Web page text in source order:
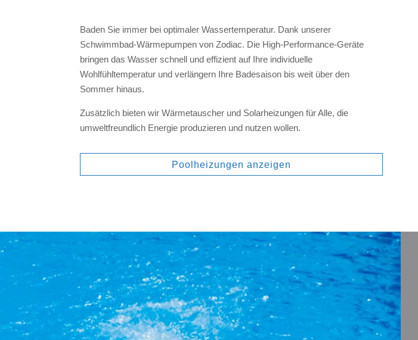
Baden Sie immer bei optimaler Wassertemperatur. Dank unserer
Schwimmbad-Wärmepumpen von Zodiac. Die High-Performance-Geräte
bringen das Wasser schnell und effizient auf Ihre individuelle
Wohlfühltemperatur und verlängern Ihre Badesaison bis weit über den
Sommer hinaus.
Zusätzlich bieten wir Wärmetauscher und Solarheizungen für Alle, die
umweltfreundlich Energie produzieren und nutzen wollen.
Poolheizungen anzeigen